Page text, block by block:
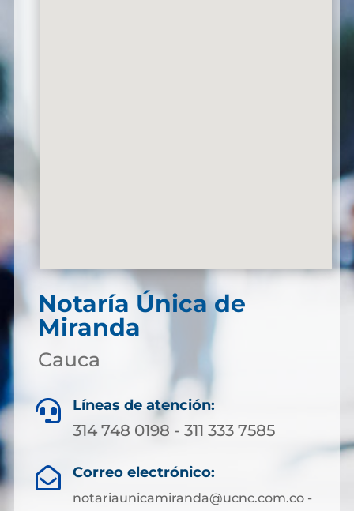
Notaría Única de
Miranda
Cauca
 Líneas de atención:
314 748 0198 - 311 333 7585
 Correo electrónico:
notariaunicamiranda@ucnc.com.co -